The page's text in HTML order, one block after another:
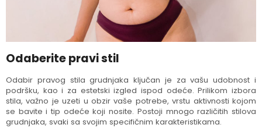
Odaberite pravi stil
Odabir pravog stila grudnjaka ključan je za vašu udobnost i
podršku, kao i za estetski izgled ispod odeće. Prilikom izbora
stila, važno je uzeti u obzir vaše potrebe, vrstu aktivnosti kojom
se bavite i tip odeće koji nosite. Postoji mnogo različitih stilova
grudnjaka, svaki sa svojim specifičnim karakteristikama.